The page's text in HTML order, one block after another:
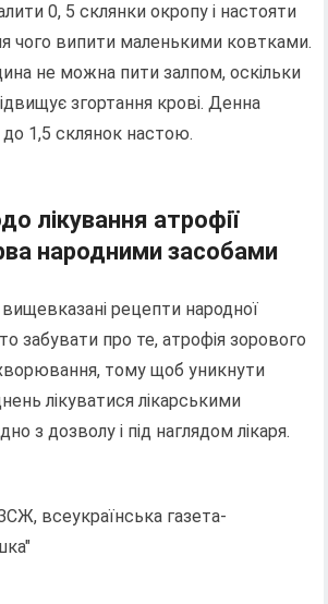
0, 5 склянки окропу і настояти
чого випити маленькими ковтками.
не можна пити залпом, оскільки
згортання крові. Денна
1,5 склянок настою.
лікування атрофії
народними засобами
рецепти народної
забувати про те, атрофія зорового
тому щоб уникнути
лікуватися лікарськими
з дозволу і під наглядом лікаря.
всеукраїнська газета-